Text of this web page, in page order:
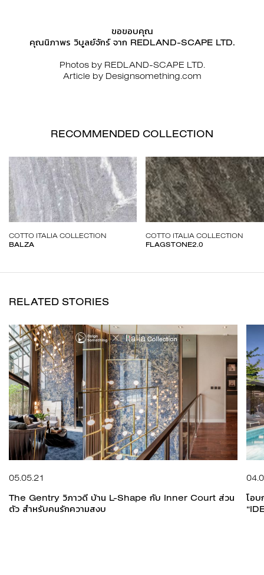
ขอขอบคุณ
คุณนิภาพร วิบูลย์จักร์ จาก REDLAND-SCAPE LTD.
Photos by REDLAND-SCAPE LTD.
Article by Designsomething.com
RECOMMENDED COLLECTION
COTTO ITALIA COLLECTION
BALZA
COTTO ITALIA COLLECTION
FLAGSTONE2.0
RELATED STORIES
05.05.21
The Gentry วิภาวดี บ้าน L-Shape กับ Inner Court ส่วน
ตัว สำหรับคนรักความสงบ
โอบ